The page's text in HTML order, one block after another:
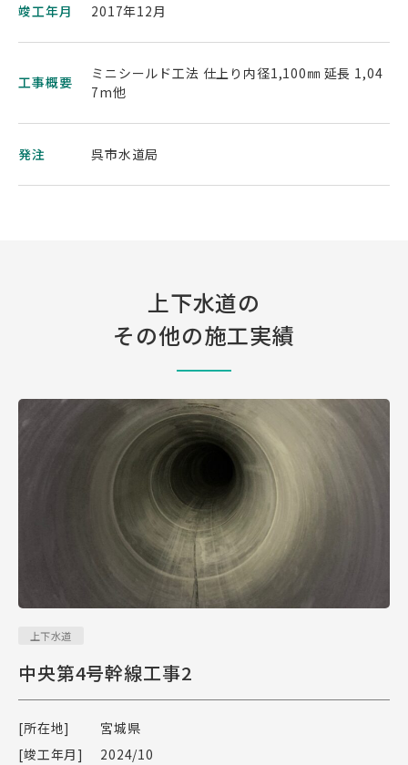
竣工年月 2017年12月
工事概要
ミニシールド工法 仕上り内径1,100㎜ 延長 1,04
7m他
発注 呉市水道局
上下水道の
その他の施工実績
上下水道
中央第4号幹線工事2
[所在地]
宮城県
[竣工年月]
2024/10